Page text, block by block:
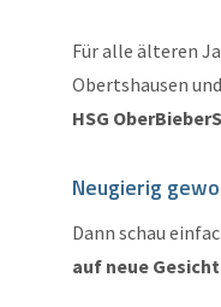
Für alle älteren
Obertshausen
HSG
Neugierig
Dann schau
auf neue